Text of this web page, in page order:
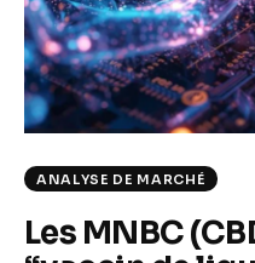
Climate
Markets
Tech
ANALYSE DE MARCHÉ
Les MNBC